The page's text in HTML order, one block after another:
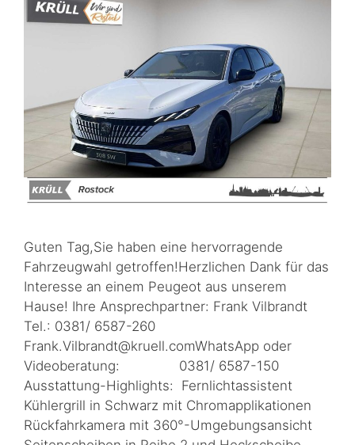
Guten Tag,Sie haben eine hervorragende
Fahrzeugwahl getroffen!Herzlichen Dank für das
Interesse an einem Peugeot aus unserem
Hause! Ihre Ansprechpartner: Frank Vilbrandt
Tel.: 0381/ 6587-260
Frank.Vilbrandt@kruell.comWhatsApp oder
Videoberatung: 0381/ 6587-150
Ausstattung-Highlights: Fernlichtassistent
Kühlergrill in Schwarz mit Chromapplikationen
Rückfahrkamera mit 360°-Umgebungsansicht